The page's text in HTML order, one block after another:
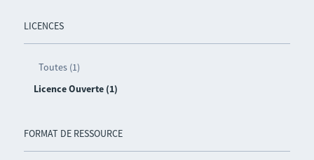
LICENCES
Toutes (1)
Licence Ouverte (1)
FORMAT DE RESSOURCE